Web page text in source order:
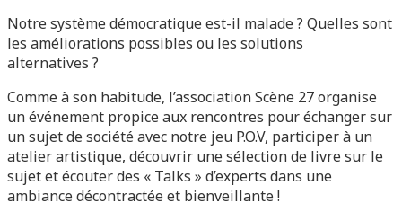
Notre système démocratique est-il malade ? Quelles sont
les améliorations possibles ou les solutions
alternatives ?
Comme à son habitude, l’association Scène 27 organise
un événement propice aux rencontres pour échanger sur
un sujet de société avec notre jeu P.O.V, participer à un
atelier artistique, découvrir une sélection de livre sur le
sujet et écouter des « Talks » d’experts dans une
ambiance décontractée et bienveillante !